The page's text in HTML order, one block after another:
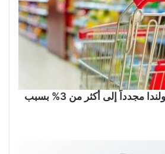
ارتفاع التضخم في هولندا مجدداً إلى أكثر من 3% بسبب